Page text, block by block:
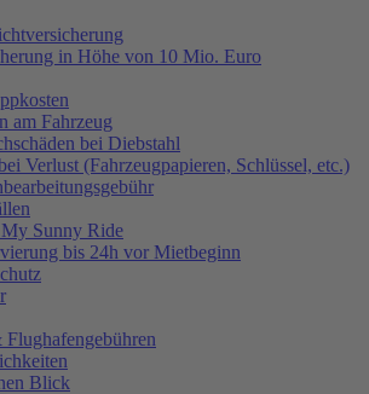
in Höhe von 10 Mio. Euro
am Fahrzeug
bei Diebstahl
Verlust (Fahrzeugpapieren, Schlüssel, etc.)
Sunny Ride
bis 24h vor Mietbeginn
Blick